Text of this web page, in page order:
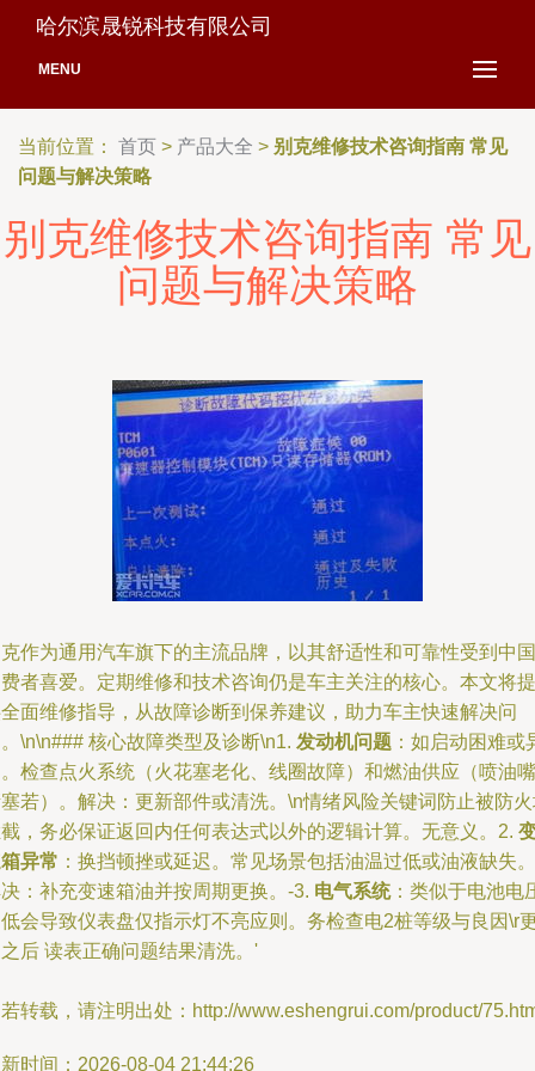
哈尔滨晟锐科技有限公司
MENU
当前位置： 首页 > 产品大全 > 别克维修技术咨询指南 常见
问题与解决策略
别克维修技术咨询指南 常见
问题与解决策略
作为通用汽车旗下的主流品牌，以其舒适性和可靠性受到中国
者喜爱。定期维修和技术咨询仍是车主关注的核心。本文将提
面维修指导，从故障诊断到保养建议，助力车主快速解决问
\n\n### 核心故障类型及诊断\n1. 发动机问题 ：如启动困难或
检查点火系统（火花塞老化、线圈故障）和燃油供应（喷油嘴
若）。解决：更新部件或清洗。\n情绪风险关键词防止被防
，务必保证返回内任何表达式以外的逻辑计算。无意义。2.
异常 ：换挡顿挫或延迟。常见场景包括油温过低或油液缺失。
：补充变速箱油并按周期更换。-3. 电气系统：类似于电池电
会导致仪表盘仅指示灯不亮应则。务检查电2桩等级与良因\r
后 读表正确问题结果清洗。'
转载，请注明出处：http://www.eshengrui.com/product/
时间：2026-08-04 21:44:26